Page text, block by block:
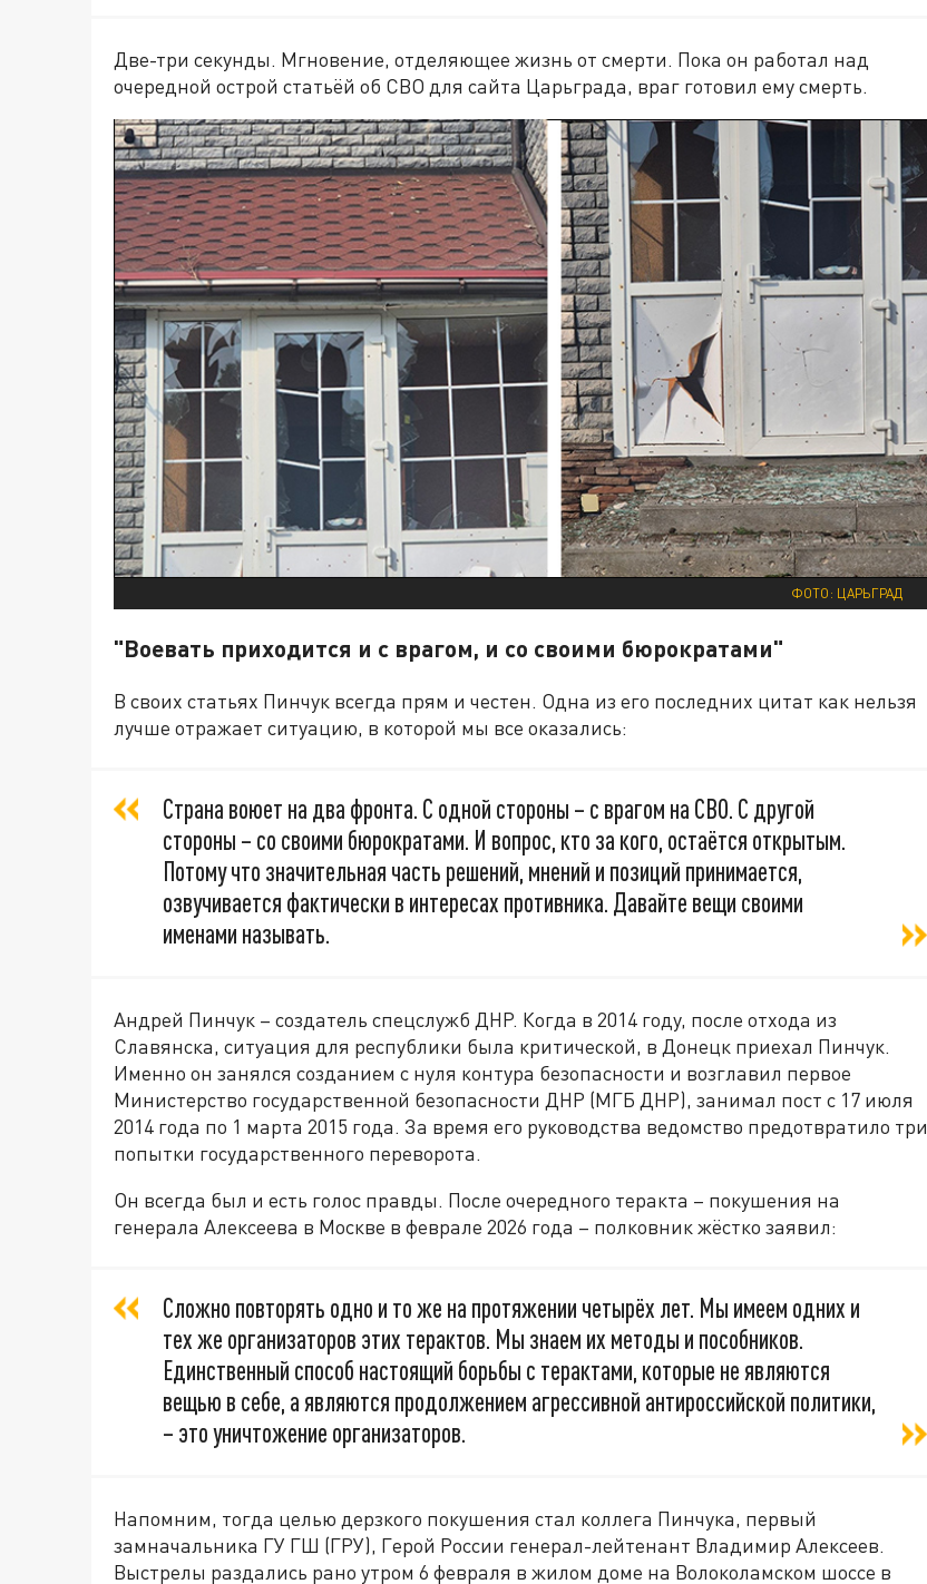
Две-три секунды. Мгновение, отделяющее жизнь от смерти. Пока он работал над
очередной острой статьёй об СВО для сайта Царьграда, враг готовил ему смерть.
ФОТО: ЦАРЬГРАД
"Воевать приходится и с врагом, и со своими бюрократами"
В своих статьях Пинчук всегда прям и честен. Одна из его последних цитат как нельзя
лучше отражает ситуацию, в которой мы все оказались:
Страна воюет на два фронта. С одной стороны – с врагом на СВО. С другой
стороны – со своими бюрократами. И вопрос, кто за кого, остаётся открытым.
Потому что значительная часть решений, мнений и позиций принимается,
озвучивается фактически в интересах противника. Давайте вещи своими
именами называть.
Андрей Пинчук – создатель спецслужб ДНР. Когда в 2014 году, после отхода из
Славянска, ситуация для республики была критической, в Донецк приехал Пинчук.
Именно он занялся созданием с нуля контура безопасности и возглавил первое
Министерство государственной безопасности ДНР (МГБ ДНР), занимал пост с 17 июля
2014 года по 1 марта 2015 года. За время его руководства ведомство предотвратило три
попытки государственного переворота.
Он всегда был и есть голос правды. После очередного теракта – покушения на
генерала Алексеева в Москве в феврале 2026 года – полковник жёстко заявил:
Сложно повторять одно и то же на протяжении четырёх лет. Мы имеем одних и
тех же организаторов этих терактов. Мы знаем их методы и пособников.
Единственный способ настоящий борьбы с терактами, которые не являются
вещью в себе, а являются продолжением агрессивной антироссийской политики,
– это уничтожение организаторов.
Напомним, тогда целью дерзкого покушения стал коллега Пинчука, первый
замначальника ГУ ГШ (ГРУ), Герой России генерал-лейтенант Владимир Алексеев.
Выстрелы раздались рано утром 6 февраля в жилом доме на Волоколамском шоссе в